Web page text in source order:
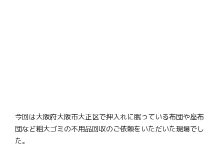
今回は大阪府大阪市大正区で押入れに眠っている布団や座布
団など粗大ゴミの不用品回収のご依頼をいただいた現場でし
た。